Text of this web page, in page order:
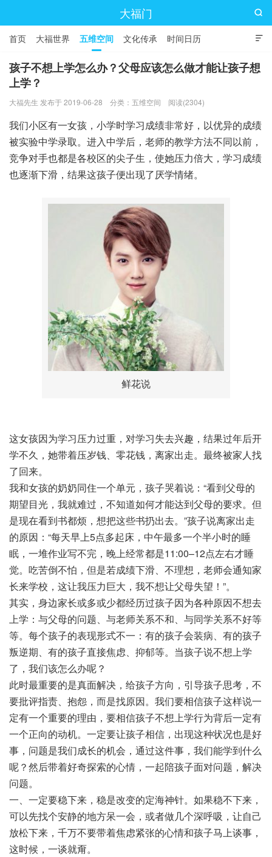
大福门

首页 大福世界 五维空间 文化传承 时间日历

孩子不想上学怎么办？父母应该怎么做才能让孩子想
上学？
大福先生 发布于 2019-06-28 分类： 五维空间 阅读(2304)
我们小区有一女孩，小学时学习成绩非常好，以优异的成绩
被实验中学录取。进入中学后，老师的教学方法不同以前，
竞争对手也都是各校区的尖子生，使她压力倍大，学习成绩
也逐渐下滑，结果这孩子便出现了厌学情绪。
鲜花说
这女孩因为学习压力过重，对学习失去兴趣，结果过年后开
学不久，她带着压岁钱、零花钱，离家出走。最终被家人找
了回来。
我和女孩的奶奶同住一个单元，孩子哭着说：“看到父母的
期望目光，我就难过，不知道如何才能达到父母的要求。但
是现在看到书都烦，想把这些书扔出去。”孩子说离家出走
的原因：“每天早上5点多起床，中午最多一个半小时的睡
眠，一堆作业写不完，晚上经常都是11:00–12点左右才睡
觉。吃苦倒不怕，但是若成绩下滑、不理想，老师会通知家
长来学校，这让我压力巨大，我不想让父母失望！”。
其实，身边家长或多或少都经历过孩子因为各种原因不想去
上学：与父母的问题、与老师关系不和、与同学关系不好等
等。每个孩子的表现形式不一：有的孩子会装病、有的孩子
叛逆期、有的孩子直接焦虑、抑郁等。当孩子说不想上学
了，我们该怎么办呢？
此时最重要的是真面解决，给孩子方向，引导孩子思考，不
要批评指责、抱怨，而是找原因。我们要相信孩子这样说一
定有一个重要的理由，要相信孩子不想上学行为背后一定有
一个正向的动机。一定要让孩子相信，出现这种状况也是好
事，问题是我们成长的机会，通过这件事，我们能学到什么
呢？然后带着好奇探索的心情，一起陪孩子面对问题，解决
问题。
一、一定要稳下来，稳是改变的定海神针。如果稳不下来，
可以先找个安静的地方呆一会，或者做几个深呼吸，让自己
放松下来，千万不要带着焦虑紧张的心情和孩子马上谈事，
这时候，一谈就甭。